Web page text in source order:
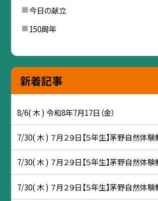
今日の献立
150周年
新着記事
8/6( 木 ) 令和8年7月17日（金）
7/30( 木 ) ７月２９日【５年生】茅野自然体験
7/30( 木 ) ７月２９日【５年生】茅野自然体験
7/30( 木 ) ７月２９日【５年生】茅野自然体験